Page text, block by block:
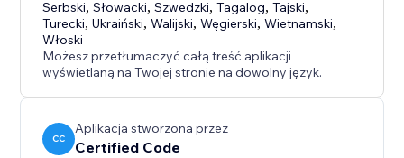
Serbski,Słowacki,Szwedzki,Tagalog,Tajski,
Turecki,Ukraiński,Walijski,Węgierski,Wietnamski,
Włoski
Możesz przetłumaczyć całą treść aplikacji
wyświetlaną na Twojej stronie na dowolny język.
CC
Aplikacja stworzona przez
Certified Code